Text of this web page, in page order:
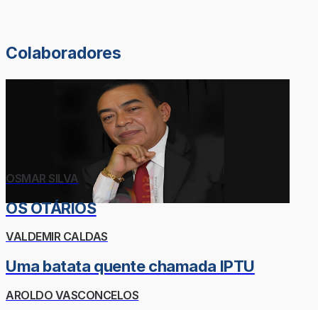
Colaboradores
OSMAR SILVA
OS OTÁRIOS
VALDEMIR CALDAS
Uma batata quente chamada IPTU
AROLDO VASCONCELOS